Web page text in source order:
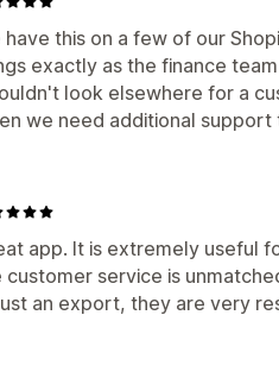
have this on a few of our
exactly as the finance
look elsewhere for a
we need additional
app. It is extremely useful
customer service is
an export, they are very